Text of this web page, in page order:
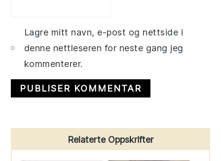
Lagre mitt navn, e-post og nettside i
denne nettleseren for neste gang jeg
kommenterer.
Sidebar
Relaterte Oppskrifter